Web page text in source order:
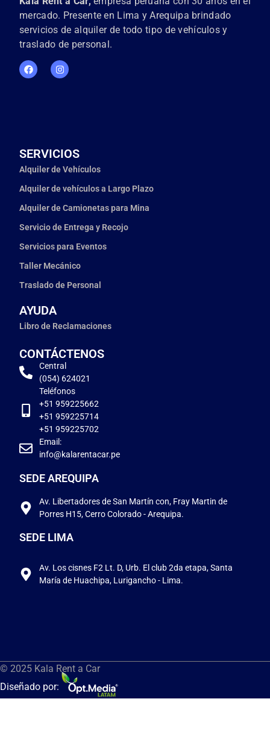
mercado. Presente en Lima y Arequipa brindado
servicios de alquiler de todo tipo de vehículos y
traslado de personal.
SERVICIOS
Alquiler de Vehículos
Alquiler de vehículos a Largo Plazo
Alquiler de Camionetas para Mina
Servicio de Entrega y Recojo
Servicios para Eventos
Taller Mecánico
Traslado de Personal
AYUDA
Libro de Reclamaciones
CONTÁCTENOS
Central
(054) 624021
Teléfonos
+51 959225662
+51 959225714
+51 959225702
Email:
info@kalarentacar.pe
SEDE AREQUIPA
Av. Libertadores de San Martín con, Fray Martin de
Porres H15, Cerro Colorado - Arequipa.
SEDE LIMA
Av. Los cisnes F2 Lt. D, Urb. El club 2da etapa, Santa
María de Huachipa, Lurigancho - Lima.
© 2025 Kala Rent a Car
Diseñado por: